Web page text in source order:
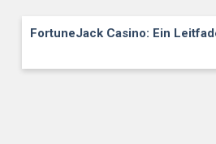
FortuneJack Casino: Ein